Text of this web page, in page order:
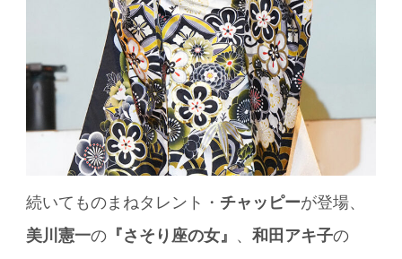
続いてものまねタレント・ チャッピーが登場、
美川憲一の 『さそり座の女』 、和田アキ子の